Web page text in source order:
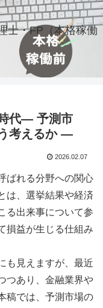
士・FP（本格稼働
代― 予測市
考えるか ―
2026.02.07
ばれる分野への関心
は、選挙結果や経済
る出来事について参
損益が生じる仕組み
も見えますが、最近
つあり、金融業界や
稿では、予測市場の